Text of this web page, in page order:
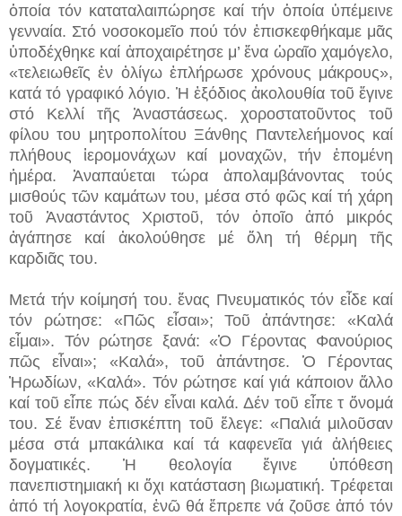
ὁποία τόν καταταλαιπώρησε καί τήν ὁποία ὑπέμεινε
γενναία. Στό νοσοκομεῖο πού τόν ἐπισκεφθήκαμε μᾶς
ὑποδέχθηκε καί ἀποχαιρέτησε μ’ ἕνα ὡραῖο χαμόγελο,
«τελειωθεῖς ἐν ὀλίγω ἐπλήρωσε χρόνους μάκρους»,
κατά τό γραφικό λόγιο. Ἡ ἐξόδιος ἀκολουθία τοῦ ἔγινε
στό Κελλί τῆς Ἀναστάσεως. χοροστατοῦντος τοῦ
φίλου του μητροπολίτου Ξάνθης Παντελεήμονος καί
πλήθους ἱερομονάχων καί μοναχῶν, τήν ἑπομένη
ἡμέρα. Ἀναπαύεται τώρα ἀπολαμβάνοντας τούς
μισθούς τῶν καμάτων του, μέσα στό φῶς καί τή χάρη
τοῦ Ἀναστάντος Χριστοῦ, τόν ὁποῖο ἀπό μικρός
ἀγάπησε καί ἀκολούθησε μέ ὅλη τή θέρμη τῆς
καρδιᾶς του.
Μετά τήν κοίμησή του. ἕνας Πνευματικός τόν εἶδε καί
τόν ρώτησε: «Πῶς εἶσαι»; Τοῦ ἀπάντησε: «Καλά
εἶμαι». Τόν ρώτησε ξανά: «Ὁ Γέροντας Φανούριος
πῶς εἶναι»; «Καλά», τοῦ ἀπάντησε. Ὁ Γέροντας
Ἠρωδίων, «Καλά». Τόν ρώτησε καί γιά κάποιον ἄλλο
καί τοῦ εἶπε πώς δέν εἶναι καλά. Δέν τοῦ εἶπε τ ὄνομά
του. Σέ ἕναν ἐπισκέπτη τοῦ ἔλεγε: «Παλιά μιλοῦσαν
μέσα στά μπακάλικα καί τά καφενεῖα γιά ἀλήθειες
δογματικές. Ἡ θεολογία ἔγινε ὑπόθεση
πανεπιστημιακή κι ὄχι κατάσταση βιωματική. Τρέφεται
ἀπό τή λογοκρατία, ἐνῶ θά ἔπρεπε νά ζοῦσε ἀπό τόν